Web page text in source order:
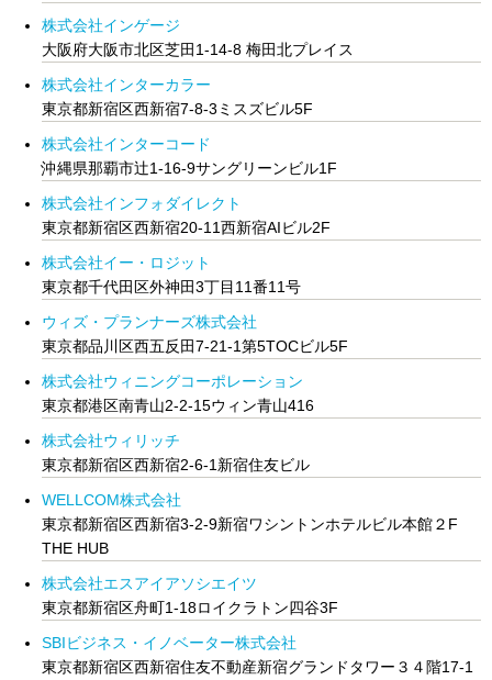
株式会社インゲージ
大阪府大阪市北区芝田1-14-8 梅田北プレイス
株式会社インターカラー
東京都新宿区西新宿7-8-3ミスズビル5F
株式会社インターコード
沖縄県那覇市辻1-16-9サングリーンビル1F
株式会社インフォダイレクト
東京都新宿区西新宿20-11西新宿AIビル2F
株式会社イー・ロジット
東京都千代田区外神田3丁目11番11号
ウィズ・プランナーズ株式会社
東京都品川区西五反田7-21-1第5TOCビル5F
株式会社ウィニングコーポレーション
東京都港区南青山2-2-15ウィン青山416
株式会社ウィリッチ
東京都新宿区西新宿2-6-1新宿住友ビル
WELLCOM株式会社
東京都新宿区西新宿3-2-9新宿ワシントンホテルビル本館２F
THE HUB
株式会社エスアイアソシエイツ
東京都新宿区舟町1-18ロイクラトン四谷3F
SBIビジネス・イノベーター株式会社
東京都新宿区西新宿住友不動産新宿グランドタワー３４階17-1